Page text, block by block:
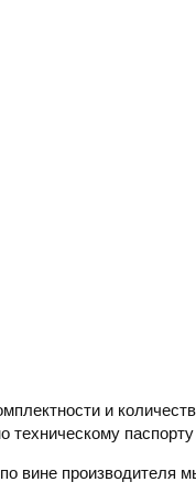
и
техническому
вине производителя